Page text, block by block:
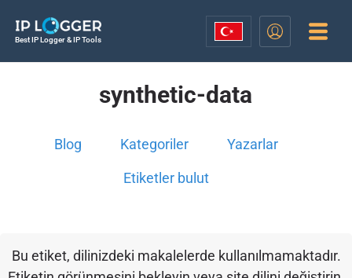
Best IP Logger & IP Tools
synthetic-data
Blog Kategoriler Yazarlar
Etiketler bulut